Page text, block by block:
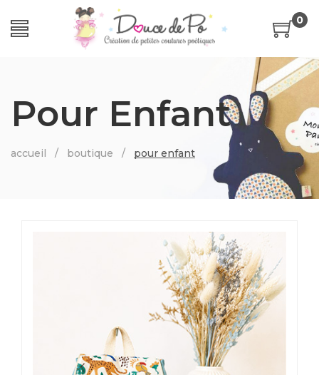
0
Pour Enfant
accueil / boutique / pour enfant